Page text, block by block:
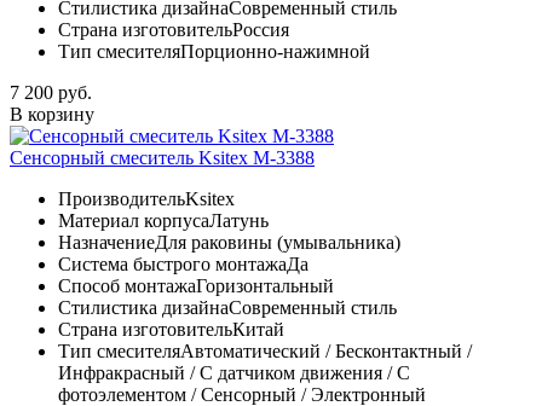
Стилистика дизайнаСовременный стиль
Страна изготовительРоссия
Тип смесителяПорционно-нажимной
7 200 руб.
В корзину
Сенсорный смеситель Ksitex М-3388
ПроизводительKsitex
Материал корпусаЛатунь
НазначениеДля раковины (умывальника)
Система быстрого монтажаДа
Способ монтажаГоризонтальный
Стилистика дизайнаСовременный стиль
Страна изготовительКитай
Тип смесителяАвтоматический / Бесконтактный /
Инфракрасный / С датчиком движения / С
фотоэлементом / Сенсорный / Электронный